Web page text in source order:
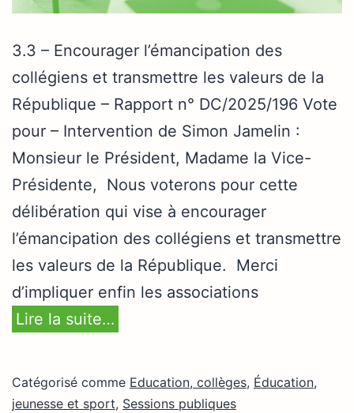
3.3 – Encourager l’émancipation des
collégiens et transmettre les valeurs de la
République – Rapport n° DC/2025/196 Vote
pour – Intervention de Simon Jamelin :
Monsieur le Président, Madame la Vice-
Présidente, Nous voterons pour cette
délibération qui vise à encourager
l’émancipation des collégiens et transmettre
les valeurs de la République. Merci
d’impliquer enfin les associations
Lire la suite…
Catégorisé comme Education, collèges, Éducation,
jeunesse et sport, Sessions publiques